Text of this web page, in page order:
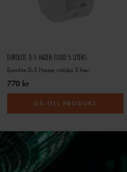
EUROLITE D-5 HAZER-FLUID 5 LITERS
Eurolite D-5 Hazer vätska 5 liter
770 kr
GÅ TILL PRODUKT